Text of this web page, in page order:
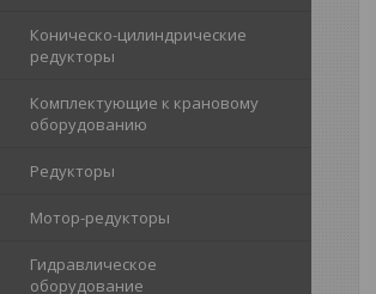
Коническо-цилиндрические
редукторы
Комплектующие к крановому
оборудованию
Редукторы
Мотор-редукторы
Гидравлическое
оборудование